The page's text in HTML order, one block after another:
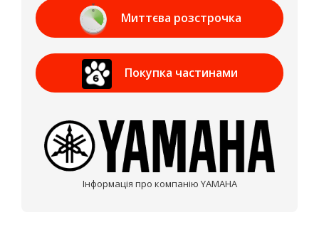
Миттєва розстрочка
Приват Банк
Покупка частинами
Інформація про компанію YAMAHA